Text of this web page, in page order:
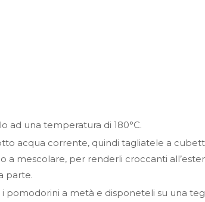
ad una temperatura di 180°C.
acqua corrente, quindi tagliatele a
a mescolare, per renderli croccanti
parte.
pomodorini a metà e disponeteli su una